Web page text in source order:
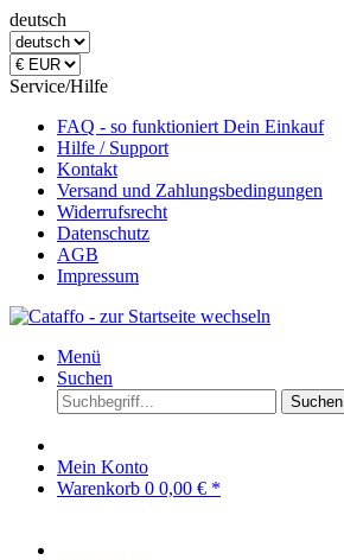
deutsch
Service/Hilfe
FAQ - so funktioniert Dein Einkauf
Hilfe / Support
Kontakt
Versand und Zahlungsbedingungen
Widerrufsrecht
Datenschutz
AGB
Impressum
Menü
Suchen
Suchen
Mein Konto
Warenkorb 0 0,00 € *